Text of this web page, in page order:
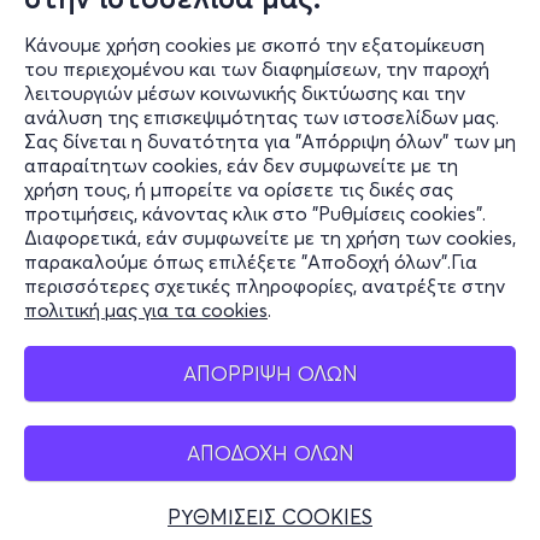
Κάνουμε χρήση cookies με σκοπό την εξατομίκευση
του περιεχομένου και των διαφημίσεων, την παροχή
λειτουργιών μέσων κοινωνικής δικτύωσης και την
ανάλυση της επισκεψιμότητας των ιστοσελίδων μας.
Σας δίνεται η δυνατότητα για "Απόρριψη όλων" των μη
απαραίτητων cookies, εάν δεν συμφωνείτε με τη
χρήση τους, ή μπορείτε να ορίσετε τις δικές σας
προτιμήσεις, κάνοντας κλικ στο "Ρυθμίσεις cookies".
Διαφορετικά, εάν συμφωνείτε με τη χρήση των cookies,
παρακαλούμε όπως επιλέξετε "Αποδοχή όλων".Για
περισσότερες σχετικές πληροφορίες, ανατρέξτε στην
πολιτική μας για τα cookies.
ΑΠΟΡΡΙΨΗ ΟΛΩΝ
ΑΠΟΔΟΧΗ ΟΛΩΝ
ΡΥΘΜΙΣΕΙΣ COOKIES
Πληροφορίες
Υποστήριξη
Stay Connected
Mobile app